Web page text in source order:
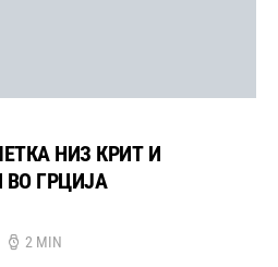
НИЗ КРИТ И
ГРЦИЈА
2 MIN